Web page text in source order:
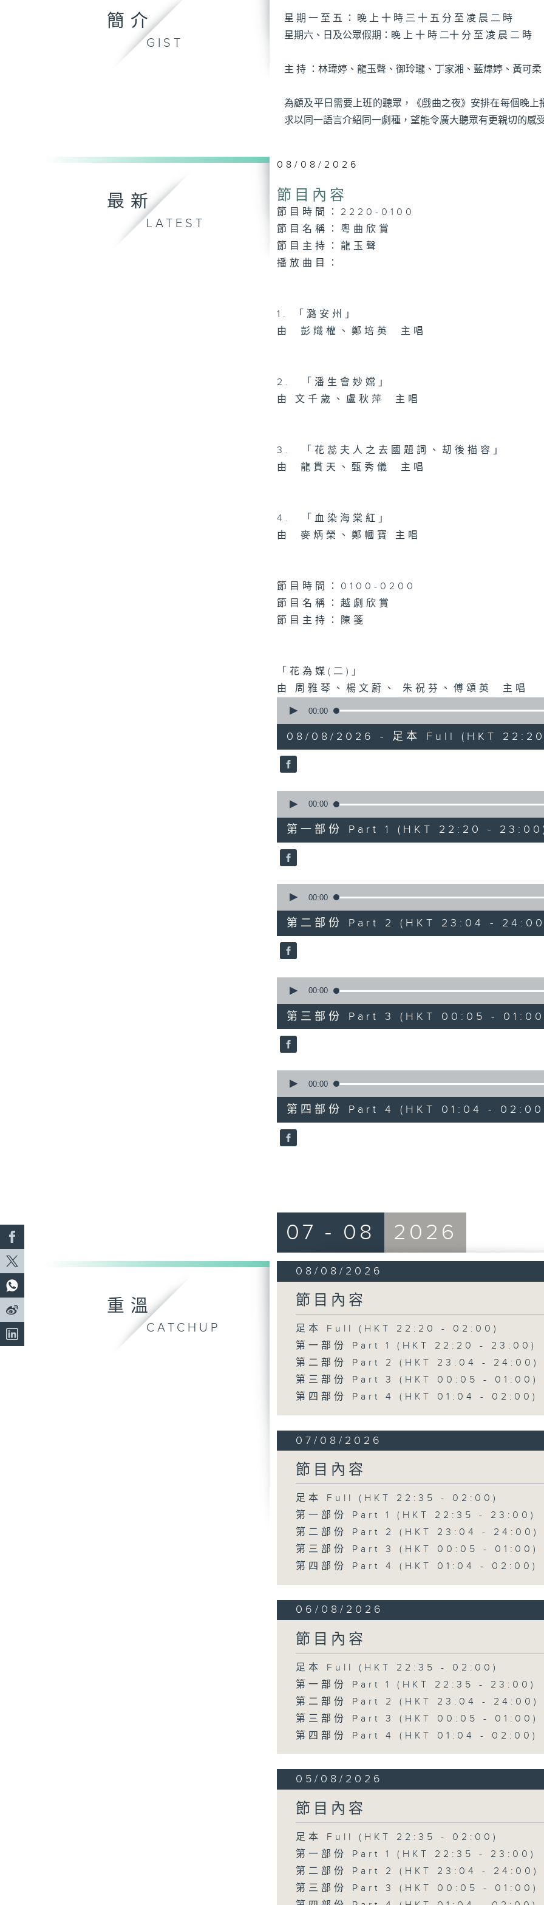
簡介
GIST
星 期 一 至 五 ： 晚 上 十 時 三 十 五 分 至 凌 晨 二 時
星期六、日及公眾假期：晚 上 十 時 二十 分 至 凌 晨 二 時
主 持 ：林瑋婷、龍玉聲、御玲瓏、丁家湘、藍煒婷、黃可
為顧及平日需要上班的聽眾，《戲曲之夜》安排在每個晚
求以同一語言介紹同一劇種，望能令廣大聽眾有更親切的感
最新
LATEST
08/08/2026
節目內容
節目時間：2220-0100
節目名稱：粵曲欣賞
節目主持：龍玉聲
播放曲目：
1. 「潞安州」
由 彭熾權、鄭培英 主唱
2. 「潘生會妙嫦」
由 文千歲、盧秋萍 主唱
3. 「花蕊夫人之去國題詞、刧後描容」
由 龍貫天、甄秀儀 主唱
4. 「血染海棠紅」
由 麥炳榮、鄭幗寶 主唱
節目時間：0100-0200
節目名稱：越劇欣賞
節目主持：陳箋
「花為媒(二)」
由 周雅琴、楊文蔚、 朱祝芬、傅頌英 主唱
seconds
hours,
27
minutes,
0
90%
00:00
08/08/2026 - 足本 Full (HKT
seconds
40
minutes,
0
seconds
90%
00:00
第一部份 Part 1 (HKT 22:20 -
seconds
56
minutes,
9
seconds
90%
00:00
第二部份 Part 2 (HKT 23:04 -
seconds
55
minutes,
20
seconds
90%
00:00
第三部份 Part 3 (HKT 00:05 -
seconds
56
minutes,
10
seconds
90%
00:00
第四部份 Part 4 (HKT 01:04 -
重溫
CATCHUP
07 - 08 2026
08/08/2026
節目內容
足本 Full (HKT 22:20 - 02:00)
第一部份 Part 1 (HKT 22:20 - 23:00)
第二部份 Part 2 (HKT 23:04 - 24:00)
第三部份 Part 3 (HKT 00:05 - 01:00)
第四部份 Part 4 (HKT 01:04 - 02:00)
07/08/2026
節目內容
足本 Full (HKT 22:35 - 02:00)
第一部份 Part 1 (HKT 22:35 - 23:00)
第二部份 Part 2 (HKT 23:04 - 24:00)
第三部份 Part 3 (HKT 00:05 - 01:00)
第四部份 Part 4 (HKT 01:04 - 02:00)
06/08/2026
節目內容
足本 Full (HKT 22:35 - 02:00)
第一部份 Part 1 (HKT 22:35 - 23:00)
第二部份 Part 2 (HKT 23:04 - 24:00)
第三部份 Part 3 (HKT 00:05 - 01:00)
第四部份 Part 4 (HKT 01:04 - 02:00)
05/08/2026
節目內容
足本 Full (HKT 22:35 - 02:00)
第一部份 Part 1 (HKT 22:35 - 23:00)
第二部份 Part 2 (HKT 23:04 - 24:00)
第三部份 Part 3 (HKT 00:05 - 01:00)